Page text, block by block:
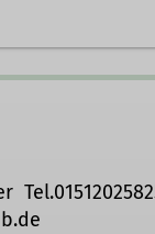
15
engagieren
Jahr